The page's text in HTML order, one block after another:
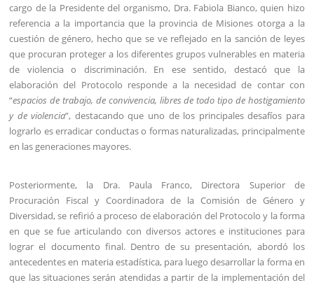
cargo de la Presidente del organismo, Dra. Fabiola Bianco, quien hizo
referencia a la importancia que la provincia de Misiones otorga a la
cuestión de género, hecho que se ve reflejado en la sanción de leyes
que procuran proteger a los diferentes grupos vulnerables en materia
de violencia o discriminación. En ese sentido, destacó que la
elaboración del Protocolo responde a la necesidad de contar con
“espacios de trabajo, de convivencia, libres de todo tipo de hostigamiento
y de violencia”, destacando que uno de los principales desafíos para
lograrlo es erradicar conductas o formas naturalizadas, principalmente
en las generaciones mayores.
Posteriormente, la Dra. Paula Franco, Directora Superior de
Procuración Fiscal y Coordinadora de la Comisión de Género y
Diversidad, se refirió a proceso de elaboración del Protocolo y la forma
en que se fue articulando con diversos actores e instituciones para
lograr el documento final. Dentro de su presentación, abordó los
antecedentes en materia estadística, para luego desarrollar la forma en
que las situaciones serán atendidas a partir de la implementación del